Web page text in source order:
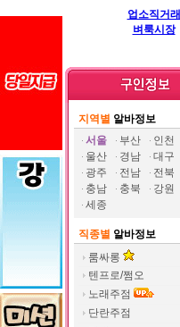
업소직거래
벼룩시장
지역별 알바정보
서울
부산 인천
울산
경남 대구
광주
전남 전북
충남
충북 강원
세종
직종별 알바정보
룸싸롱
텐프로/쩜오
노래주점
단란주점